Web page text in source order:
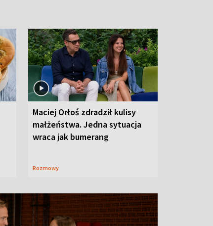
Maciej Orłoś zdradził kulisy
małżeństwa. Jedna sytuacja
wraca jak bumerang
Rozmowy